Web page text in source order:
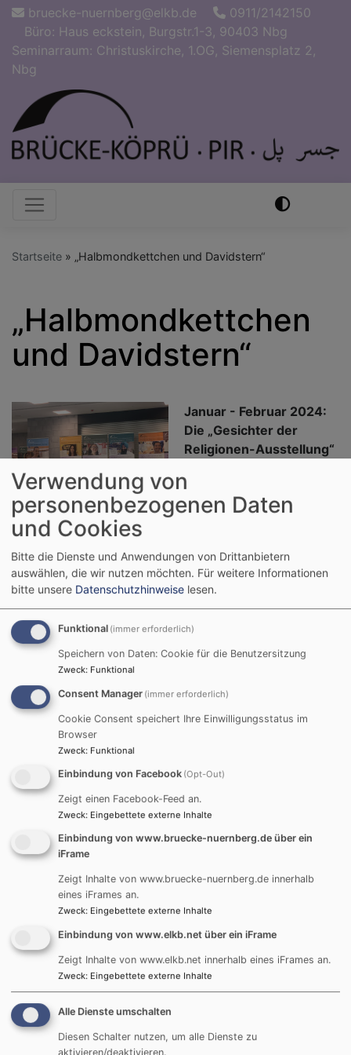
Direkt
Inhalt
bruecke-nuernberg@elkb.de
0911/2142150
Büro: Haus eckstein, Burgstr.1-3, 90403 Nbg
Seminarraum: Christuskirche, 1.OG, Siemensplatz 2,
Nbg
Hauptnavigation
Startseite „Halbmondkettchen und Davidstern“
„Halbmondkettchen
und Davidstern“
Bildrechte Thomas Amberg
Januar - Februar 2024:
Die „Gesichter der
Religionen-Ausstellung“
Röthenbach an der
Pegnitz
polarisiert - auch Schülerinnen und Schüler. Die
Spannung bricht auf sobald das Klassengespräch auf
den „Davidstern“ kommt, den das jüdische „Gesicht“
der Ausstellung, Lena um den Hals trägt. „Welche
Symbole tragt ihr um den Hals“? Die Schülerinnen der
8.Klasse der Röthenbacher Mittelschule bilden den
Durchschnitt der neuen, globalisierten, von Migration
und Flucht geprägten deutschen Gesellschaft. Über
Halbmond-Anhängern, Allah-Armbändern und Namens-
Kettchen eröffnet sich ein Gespräch, über Herkunft,
Zugehörigkeit und die Suche nach dem, was Halt gibt.
Güldüren den Reli-Unterricht im Unterrichtsverband
„koedukativ“ durchführen ist dabei die große Chance
für ehrliche und authentische Begegnungen mit
Religion: so ist auch mein Besuch im Unterricht im
Anschluss an zwei Wochen thematische Arbeit mit
unserer Ausstellung kein „Kuscheln“, sondern „kommt
zur Sache“. Es ist fordernd für mich und die
Kolleginnen, die Vorurteile und geprägten Ansichten
der Schüler*innen aufzunehmen und dabei mit dem,
was sie auch so rausknallen doch ernst zu nehmen. So
diskutieren wir über die Freiheit zum Religionswechsel
und was das Konkret hieße in unter den „harten Jungs“
in der Klasse. Ein großes Kompliment den beiden
Pädagoginnen, die mit mir ihre Vision teilen, wie RU
zukunftstauglich und gleichzeitig identitätsstiftend
Verwendung von
personenbezogenen Daten
und Cookies
Bitte die Dienste und Anwendungen von Drittanbietern
auswählen, die wir nutzen möchten. Für weitere Informationen
bitte unsere Datenschutzhinweise lesen.
Funktional (immer erforderlich)
Speichern von Daten: Cookie für die Benutzersitzung
Zweck: Funktional
Consent Manager (immer erforderlich)
Cookie Consent speichert Ihre Einwilligungsstatus im
Browser
Zweck: Funktional
Einbindung von Facebook (Opt-Out)
Zeigt einen Facebook-Feed an.
Zweck: Eingebettete externe Inhalte
Einbindung von www.bruecke-nuernberg.de über ein
iFrame
Zeigt Inhalte von www.bruecke-nuernberg.de innerhalb
eines iFrames an.
Zweck: Eingebettete externe Inhalte
Einbindung von www.elkb.net über ein iFrame
Zeigt Inhalte von www.elkb.net innerhalb eines iFrames an.
Zweck: Eingebettete externe Inhalte
Alle Dienste umschalten
Diesen Schalter nutzen, um alle Dienste zu
aktivieren/deaktivieren.